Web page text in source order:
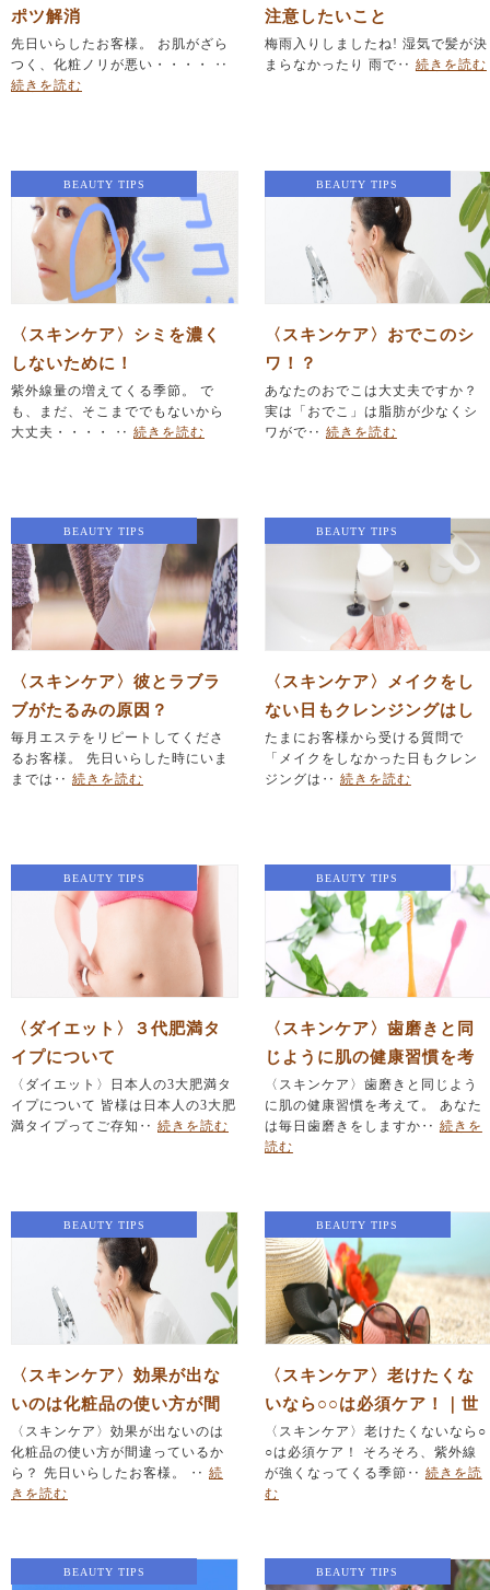
ポツ解消
先日いらしたお客様。 お肌がざら
つく、化粧ノリが悪い・・・・ ‥
続きを読む
注意したいこと
梅雨入りしましたね! 湿気で髪が決
まらなかったり 雨で‥ 続きを読む
BEAUTY TIPS
〈スキンケア〉シミを濃く
しないために！
紫外線量の増えてくる季節。 で
も、まだ、そこまででもないから
大丈夫・・・・ ‥ 続きを読む
BEAUTY TIPS
〈スキンケア〉おでこのシ
ワ！？
あなたのおでこは大丈夫ですか？
実は「おでこ」は脂肪が少なくシ
ワがで‥ 続きを読む
BEAUTY TIPS
〈スキンケア〉彼とラブラ
ブがたるみの原因？
毎月エステをリピートしてくださ
るお客様。 先日いらした時にいま
までは‥ 続きを読む
BEAUTY TIPS
〈スキンケア〉メイクをし
ない日もクレンジングはし
た方がいいの？｜毛穴・肌
荒れ・たるみ改善をしたい
たまにお客様から受ける質問で
「メイクをしなかった日もクレン
ジングは‥ 続きを読む
BEAUTY TIPS
〈ダイエット〉３代肥満タ
イプについて
〈ダイエット〉日本人の3大肥満タ
イプについて 皆様は日本人の3大肥
満タイプってご存知‥ 続きを読む
BEAUTY TIPS
〈スキンケア〉歯磨きと同
じように肌の健康習慣を考
えて。｜世田谷代田駅 小
顔・肌再生エステサロンSU
HADA
〈スキンケア〉歯磨きと同じよう
に肌の健康習慣を考えて。 あなた
は毎日歯磨きをしますか‥ 続きを
読む
BEAUTY TIPS
〈スキンケア〉効果が出な
いのは化粧品の使い方が間
違っているから？｜毛穴・
肌荒れ・たるみ改善をした
いならエステサロンSUHAD
〈スキンケア〉効果が出ないのは
化粧品の使い方が間違っているか
ら？ 先日いらしたお客様。 ‥ 続
きを読む
BEAUTY TIPS
〈スキンケア〉老けたくな
いなら○○は必須ケア！｜世
田谷代田駅 小顔・肌再生
エステサロンSUHADA
〈スキンケア〉老けたくないなら○
○は必須ケア！ そろそろ、紫外線
が強くなってくる季節‥ 続きを読
む
BEAUTY TIPS BEAUTY TIPS